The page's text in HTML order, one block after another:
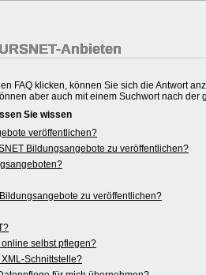
Anbieten
FAQ klicken, können Sie sich die Antwort
aber auch mit einem Suchwort nach der
Sie wissen
veröffentlichen?
Bildungsangebote zu veröffentlichen?
zu veröffentlichen?
selbst pflegen?
Schnittstelle?